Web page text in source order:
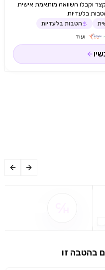
וקבלו השוואה מותאמת אישית
בלעדיות
הטבות בלעדיות
ועוד
בהטבה זו